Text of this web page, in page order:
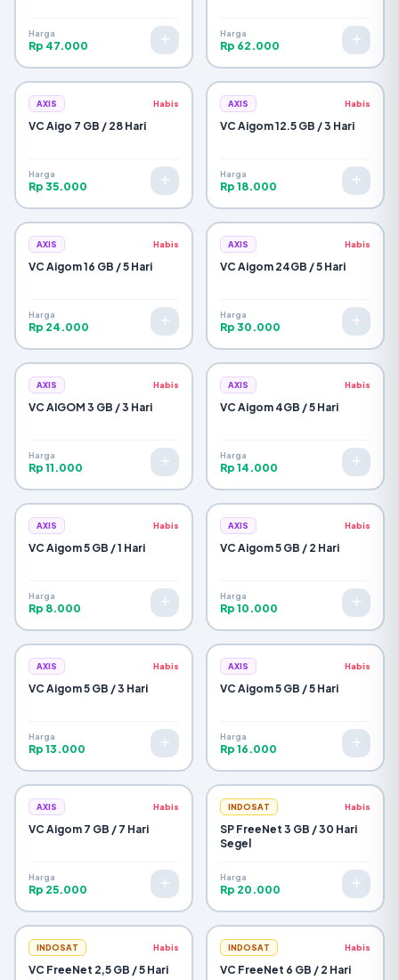
Harga
Rp 47.000
Harga
Rp 62.000
AXIS Habis
VC Aigo 7 GB / 28 Hari
Harga
Rp 35.000
AXIS Habis
VC Aigom 12.5 GB / 3 Hari
Harga
Rp 18.000
AXIS Habis
VC Aigom 16 GB / 5 Hari
Harga
Rp 24.000
AXIS Habis
VC Aigom 24GB / 5 Hari
Harga
Rp 30.000
AXIS Habis
VC AIGOM 3 GB / 3 Hari
Harga
Rp 11.000
AXIS Habis
VC Aigom 4GB / 5 Hari
Harga
Rp 14.000
AXIS Habis
VC Aigom 5 GB / 1 Hari
Harga
Rp 8.000
AXIS Habis
VC Aigom 5 GB / 2 Hari
Harga
Rp 10.000
AXIS Habis
VC Aigom 5 GB / 3 Hari
Harga
Rp 13.000
AXIS Habis
VC Aigom 5 GB / 5 Hari
Harga
Rp 16.000
AXIS Habis
VC Aigom 7 GB / 7 Hari
Harga
Rp 25.000
INDOSAT Habis
SP FreeNet 3 GB / 30 Hari
Segel
Harga
Rp 20.000
INDOSAT Habis
VC FreeNet 2,5 GB / 5 Hari
INDOSAT Habis
VC FreeNet 6 GB / 2 Hari